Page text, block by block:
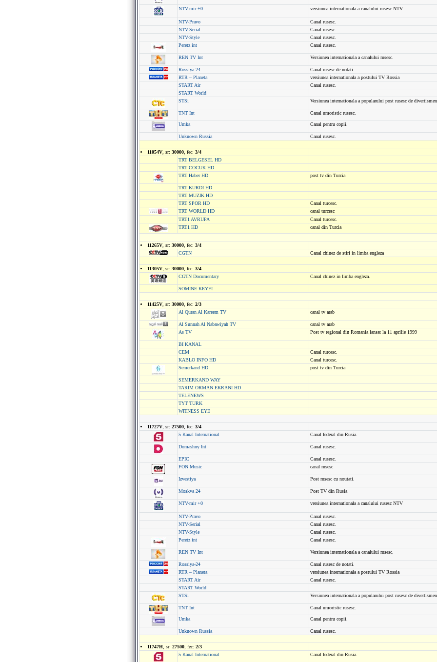
NTV-mir +0 versiunea internationala a canalului rusesc NTV
NTV-Pravo
Canal rusesc.
NTV-Serial
Canal rusesc.
NTV-Style
Canal rusesc.
Peretz int
Canal rusesc.
REN TV Int Versiunea internationala a canalului rusesc.
Rossiya-24
Canal rusesc de notati.
RTR – Planeta
versiunea internationala a postului TV Rossia
START Air
Canal rusesc.
START World
STSi
Versiunea internationala a popularului post rusesc de
TNT Int Canal umoristic rusesc.
Umka Canal pentru copii.
Unknown Russia Canal rusesc.
11054V , sr: 30000 , fec: 3/4
TRT BELGESEL HD
TRT COCUK HD
TRT Haber HD
post tv din Turcia
TRT KURDI HD
TRT MUZIK HD
TRT SPOR HD
Canal turcesc.
TRT WORLD HD
canal turcesc
TRT1 AVRUPA
Canal turcesc.
TRT1 HD
canal din Turcia
11265V , sr: 30000 , fec: 3/4
CGTN
Canal chinez de stiri in limba engleza
11305V , sr: 30000 , fec: 3/4
CGTN Documentary
Canal chinez in limba engleza.
SOMINE KEYFI
11425V , sr: 30000 , fec: 2/3
Al Quran Al Kareem TV
canal tv arab
Al Sunnah Al Nabawiyah TV
canal tv arab
As TV
Post tv regional din Romania lansat la 11 aprilie 1999
BI KANAL
CEM
Canal turcesc.
KABLO INFO HD
Canal turcesc.
Semerkand HD
post tv din Turcia
SEMERKAND WAY
TARIM ORMAN EKRANI HD
TELENEWS
TYT TURK
WITNESS EYE
11727V , sr: 27500 , fec: 3/4
5 Kanal International
Canal federal din Rusia.
Domashny Int Canal rusesc.
EPIC
Canal rusesc.
FON Music
canal rusesc
Izvestiya Post rusesc cu noutati.
Moskva 24 Post TV din Rusia
NTV-mir +0 versiunea internationala a canalului rusesc NTV
NTV-Pravo
Canal rusesc.
NTV-Serial
Canal rusesc.
NTV-Style
Canal rusesc.
Peretz int
Canal rusesc.
REN TV Int Versiunea internationala a canalului rusesc.
Rossiya-24
Canal rusesc de notati.
RTR – Planeta
versiunea internationala a postului TV Rossia
START Air
Canal rusesc.
START World
STSi
Versiunea internationala a popularului post rusesc de
TNT Int Canal umoristic rusesc.
Umka Canal pentru copii.
Unknown Russia Canal rusesc.
11747H , sr: 27500 , fec: 2/3
5 Kanal International
Canal federal din Rusia.